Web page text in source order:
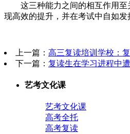
这三种能力之间的相互作用至关
现高效的提升，并在考试中自如发
上一篇： 高三复读培训学校：
下一篇： 复读生在学习进程中
艺考文化课
艺考文化课
高考全托
高考复读